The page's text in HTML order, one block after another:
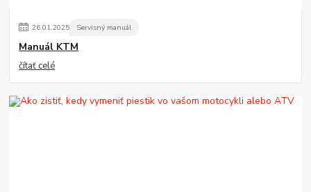
26.01.2025 Servisný manuál
Manuál KTM
čítať celé